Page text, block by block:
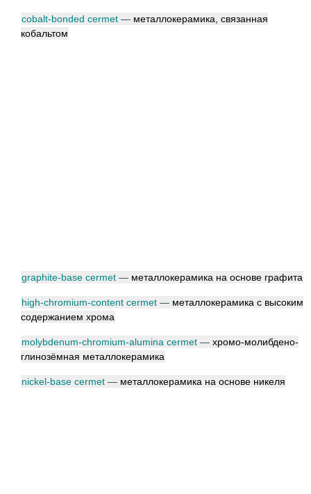
cobalt-bonded cermet — металлокерамика, связанная
кобальтом
graphite-base cermet — металлокерамика на основе графита
high-chromium-content cermet — металлокерамика с высоким
содержанием хрома
molybdenum-chromium-alumina cermet — хромо-молибдено-
глинозёмная металлокерамика
nickel-base cermet — металлокерамика на основе никеля